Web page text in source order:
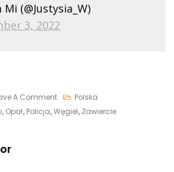
(@Justysia_W)
3, 2022
A CommentOn
Zapłaciła
Polska
, Opał, Policja,Węgiel, Zawiercie